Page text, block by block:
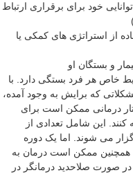
خود برای برقراری ارتباط
از استراتژی های کمکی یا
و بستگان او
خاص هر فرد بستگی دارد. با
که برایش به وجود آمده،
درمانی ممکن است برای
این شامل تعدادی از
می شوند. اما یک دوره
ممکن است درمان به
صلاحدید درمانگر در